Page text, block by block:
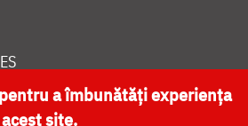
CATEDRALA NAȚIONALĂ
a îmbunătăți experiența
site.